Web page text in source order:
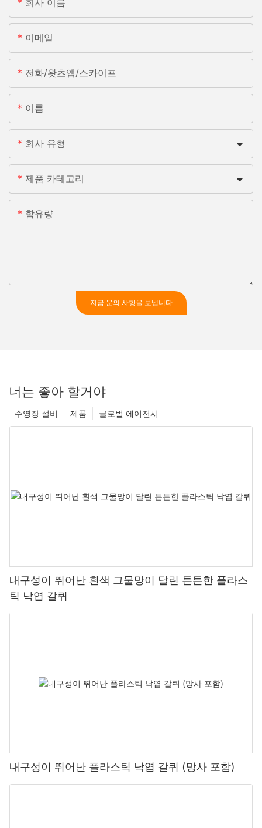
회사 이름
이메일
전화/왓츠앱/스카이프
이름
회사 유형
제품 카테고리
함유량
지금 문의 사항을 보냅니다
너는 좋아 할거야
글로벌 에이전시
제품
수영장 설비
내구성이 뛰어난 흰색 그물망이 달린 튼튼한 플라스
틱 낙엽 갈퀴
내구성이 뛰어난 플라스틱 낙엽 갈퀴 (망사 포함)